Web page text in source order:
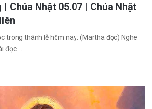
| Chúa Nhật 05.07 | Chúa Nhật
trong thánh lễ hôm nay: (Martha đọc) Nghe
đọc …